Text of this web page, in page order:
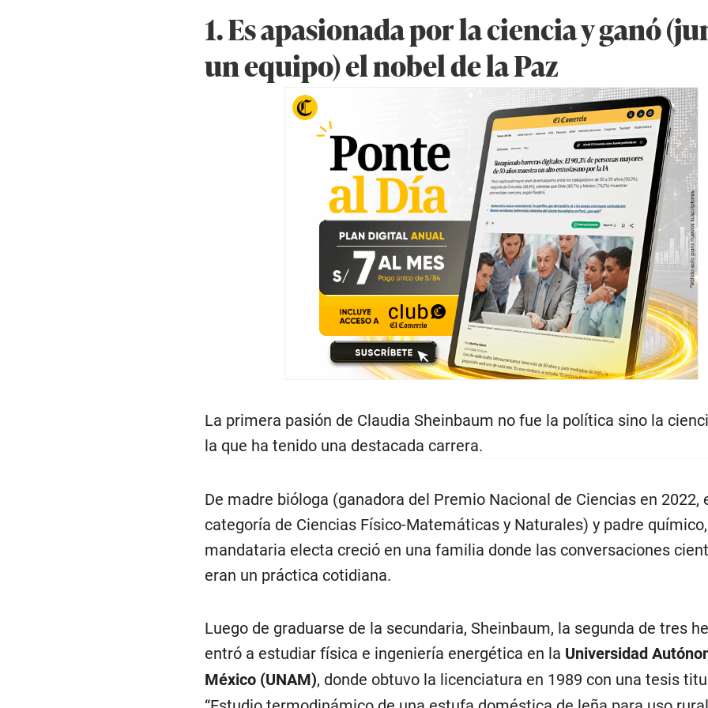
1. Es apasionada por la ciencia y ganó
un equipo) el nobel de la Paz
La primera pasión de Claudia Sheinbaum no fue la política sino la
la que ha tenido una destacada carrera.
De madre bióloga (ganadora del Premio Nacional de Ciencias en 2022,
categoría de Ciencias Físico-Matemáticas y Naturales) y padre
mandataria electa creció en una familia donde las conversaciones
eran un práctica cotidiana.
Luego de graduarse de la secundaria, Sheinbaum, la segunda de tres
entró a estudiar física e ingeniería energética en la Universidad
México (UNAM), donde obtuvo la licenciatura en 1989 con una tesis